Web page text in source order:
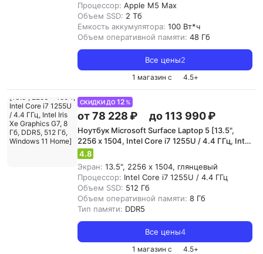
Процессор: Apple M5 Max
Объем SSD: 2 Тб
Емкость аккумулятора: 100 Вт*ч
Объем оперативной памяти: 48 Гб
Все цены2
1 магазин с 4.5+
СКИДКИ ДО12 %
от 78 228 ₽ до 113 990 ₽
Ноутбук Microsoft Surface Laptop 5 [13.5",
2256 x 1504, Intel Core i7 1255U / 4.4 ГГц, Intel
Iris Xe Graphics G7, 8 Гб, DDR5, 512 Гб,
Windows 11 Home]
4.8
Экран: 13.5", 2256 x 1504, глянцевый
Процессор: Intel Core i7 1255U / 4.4 ГГц
Объем SSD: 512 Гб
Объем оперативной памяти: 8 Гб
Тип памяти: DDR5
Все цены4
1 магазин с 4.5+